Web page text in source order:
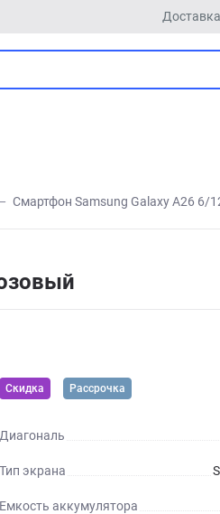
Доставка
Смартфон Samsung Galaxy A26 6/
Скидка Рассрочка
Диагональ
Тип экрана
Емкость аккумулятора